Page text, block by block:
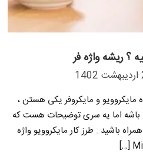
؟ ریشه واژه فر
مایکروویو و مایکروفر یکی هستن ،
باشه اما یه سری توضیحات هست که
باشید . طرز کار مایکروویو واژه